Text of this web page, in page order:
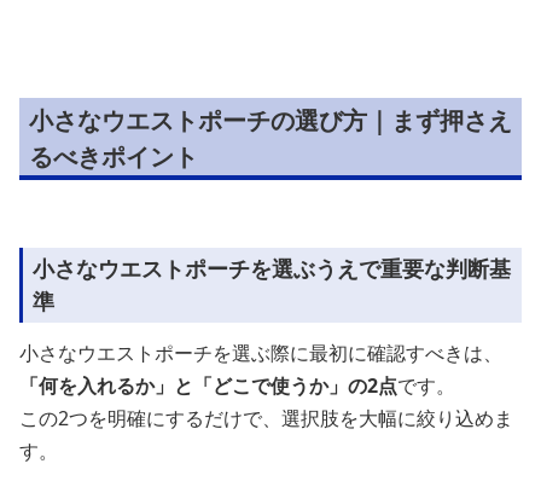
小さなウエストポーチの選び方｜まず押さえ
るべきポイント
小さなウエストポーチを選ぶうえで重要な判断基
準
小さなウエストポーチを選ぶ際に最初に確認すべきは、
「何を入れるか」と「どこで使うか」の2点です。
この2つを明確にするだけで、選択肢を大幅に絞り込めま
す。